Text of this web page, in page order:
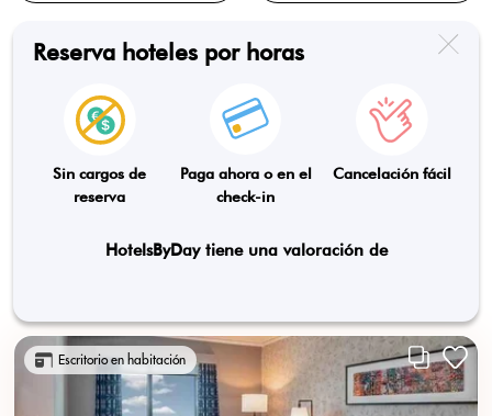
Reserva hoteles por horas
Sin cargos de
reserva
Paga ahora o en el
check-in
Cancelación fácil
HotelsByDay tiene una valoración de
Escritorio en habitación